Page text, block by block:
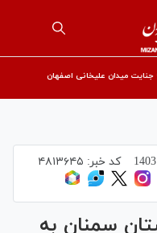
جنایت میدان علیخانی اصفهان
کد خبر: ۴۸۱۳۶۴۵
سمنان به